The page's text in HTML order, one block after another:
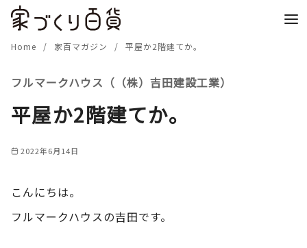
Home 家百マガジン 平屋か2階建てか。
フルマークハウス（（株）吉田建設工業）
平屋か2階建てか。
2022年6月14日
こんにちは。
フルマークハウスの吉田です。